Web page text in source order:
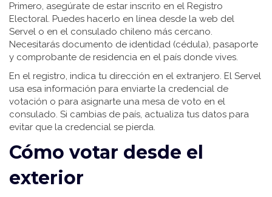
Primero, asegúrate de estar inscrito en el Registro
Electoral. Puedes hacerlo en línea desde la web del
Servel o en el consulado chileno más cercano.
Necesitarás documento de identidad (cédula), pasaporte
y comprobante de residencia en el país donde vives.
En el registro, indica tu dirección en el extranjero. El Servel
usa esa información para enviarte la credencial de
votación o para asignarte una mesa de voto en el
consulado. Si cambias de país, actualiza tus datos para
evitar que la credencial se pierda.
Cómo votar desde el
exterior